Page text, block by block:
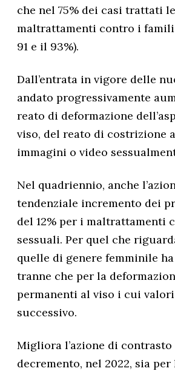
che nel 75% dei casi trattati
maltrattamenti contro i
91 e il 93%).
Dall’entrata in vigore delle
andato progressivamente
reato di deformazione
viso, del reato di costrizione
immagini o video
Nel quadriennio, anche
tendenziale incremento dei
del 12% per i maltrattamenti
sessuali. Per quel che
quelle di genere femminile
tranne che per la
permanenti al viso i cui valori
successivo.
Migliora l’azione di
decremento, nel 2022, sia